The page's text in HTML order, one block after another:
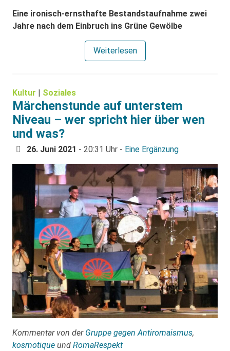
Eine ironisch-ernsthafte Bestandstaufnahme zwei
Jahre nach dem Einbruch ins Grüne Gewölbe
Weiterlesen
Kultur | Soziales
Märchenstunde auf unterstem
Niveau – wer spricht hier über wen
und was?
26. Juni 2021 - 20:31 Uhr - Eine Ergänzung
Kommentar von der Gruppe gegen Antiromaismus,
kosmotique und RomaRespekt